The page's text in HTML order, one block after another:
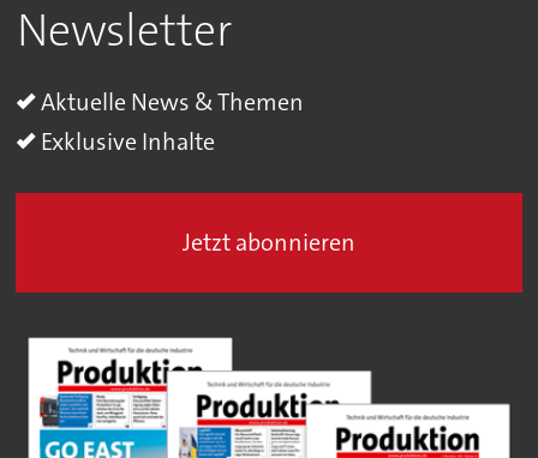
Newsletter
Aktuelle News & Themen
Exklusive Inhalte
Jetzt abonnieren